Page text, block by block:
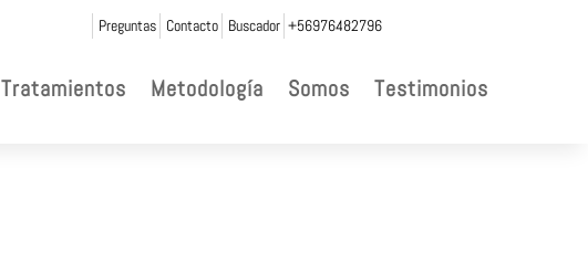
Preguntas Contacto Buscador +56976482796
Tratamientos Metodología Somos Testimonios